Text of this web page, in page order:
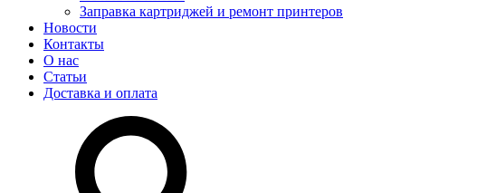
Заправка картриджей и ремонт принтеров
Новости
Контакты
О нас
Статьи
Доставка и оплата